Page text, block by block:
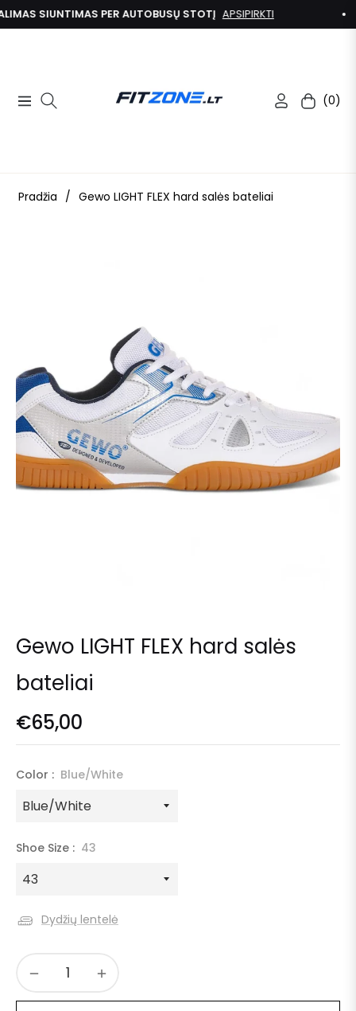
SIUNTIMAS PER AUTOBUSŲ STOTĮ APSIPIRKTI
Navigation Kolekcija
(0)
Pradžia / Gewo LIGHT FLEX hard salės bateliai
Gewo LIGHT FLEX hard salės
bateliai
€65,00
Color : Blue/White
Shoe Size : 43
Dydžių lentelė